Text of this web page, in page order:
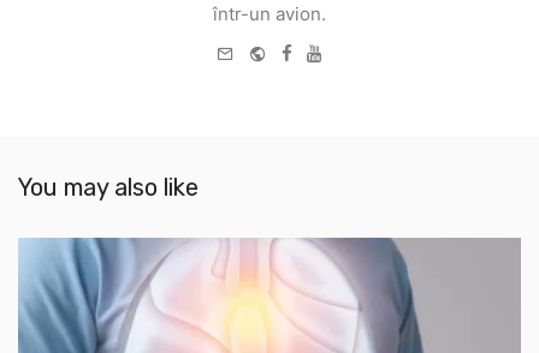
într-un avion.
e-
WebsiteFacebook
You may also like